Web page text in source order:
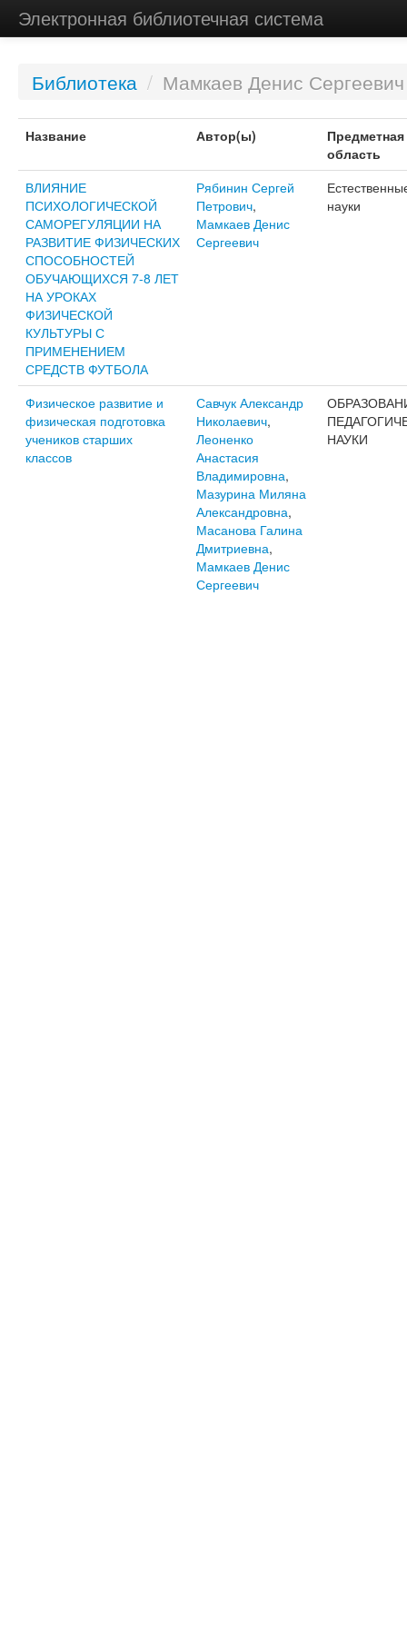
Электронная библиотечная система
Библиотека / Мамкаев Денис Сергеевич
Название Автор(ы)
Предметная
область
ВЛИЯНИЕ
ПСИХОЛОГИЧЕСКОЙ
САМОРЕГУЛЯЦИИ НА
РАЗВИТИЕ ФИЗИЧЕСКИХ
СПОСОБНОСТЕЙ
ОБУЧАЮЩИХСЯ 7-8 ЛЕТ
НА УРОКАХ
ФИЗИЧЕСКОЙ
КУЛЬТУРЫ С
ПРИМЕНЕНИЕМ
СРЕДСТВ ФУТБОЛА
Рябинин Сергей
Петрович,
Мамкаев Денис
Сергеевич
науки
Физическое развитие и
физическая подготовка
учеников старших
классов
Савчук Александр
Николаевич,
Леоненко
Анастасия
Владимировна,
Мазурина Миляна
Александровна,
Масанова Галина
Дмитриевна,
Мамкаев Денис
Сергеевич
НАУКИ